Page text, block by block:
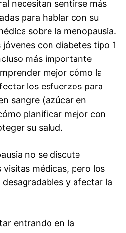
necesitan sentirse más
para hablar con su
sobre la menopausia.
jóvenes con diabetes tipo 1
más importante
mejor cómo la
los esfuerzos para
sangre (azúcar en
planificar mejor con
su salud.
no se discute
visitas médicas, pero los
y afectar la
entrando en la